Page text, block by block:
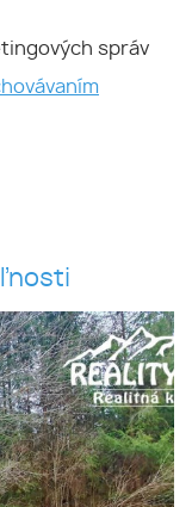
správ